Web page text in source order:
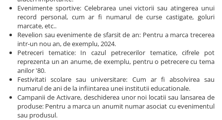
Evenimente sportive: Celebrarea unei victorii sau atingerea unui
record personal, cum ar fi numarul de curse castigate, goluri
marcate, etc..
Revelion sau evenimente de sfarsit de an: Pentru a marca trecerea
intr-un nou an, de exemplu, 2024.
Petreceri tematice: In cazul petrecerilor tematice, cifrele pot
reprezenta un an anume, de exemplu, pentru o petrecere cu tema
anilor '80.
Festivitati scolare sau universitare: Cum ar fi absolvirea sau
numarul de ani de la infiintarea unei institutii educationale.
Campanii de Activare, deschiderea unor noi locatii sau lansarea de
produse: Pentru a marca un anumit numar asociat cu evenimentul
sau produsul.